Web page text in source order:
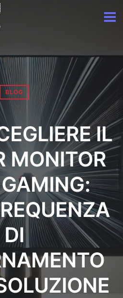
BLOG
IL
MONITOR
DI